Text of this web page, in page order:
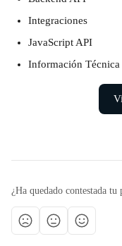
Integraciones
JavaScript API
Información Técnica
¿Ha quedado contestada tu